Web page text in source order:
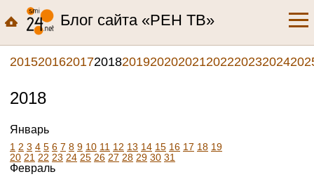
Блог сайта «РЕН ТВ»
2015201620172018201920202021202220232024
2018
Январь
1 2 3 4 5 6 7 8 9 10 11 12 13 14 15 16 17 18 19
20 21 22 23 24 25 26 27 28 29 30 31
Февраль